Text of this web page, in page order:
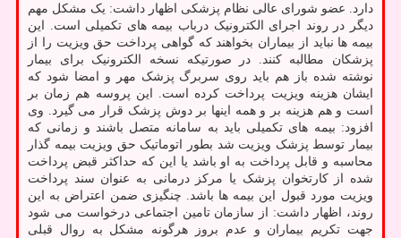
دارد. عضو شورای عالی نظام پزشکی اظهار داشت: یک مشکل مهم
دیگر در روند اجرای الکترونیک درباب بیمه های تکمیلی است. این
بیمه ها نباید از بیماران بخواهند که گواهی پرداخت حق ویزیت را از
پزشکان مطالبه کنند. در صورتیکه نسخه الکترونیک برای بیمار
نوشته شده باز هم باید روی سربرگ پزشک مهر و امضا شود که
ایشان هزینه ویزیت پرداخت کرده است. این پروسه هم زمان بر
است و هم هزینه بر و همه اینها بر دوش پزشک قرار می گیرد. وی
افزود: بیمه های تکمیلی باید به سامانه متصل باشند و زمانی که
بیمار توسط پزشک ویزیت شد بطور اتوماتیک حق ویزیت بیمه گذار
محاسبه و قابل پرداخت به او باشد یا این که حداکثر قبض پرداخت
شده از کارتخوان پزشک یا مرکز درمانی به عنوان سند پرداخت
ویزیت مورد قبول این بیمه ها باشد. چنگیزی ضمن اعتراض به این
روند، اظهار داشت: از سازمان تامین اجتماعی درخواست می شود
جهت تکریم بیماران و عدم بروز هرگونه مشکل به روال قبلی